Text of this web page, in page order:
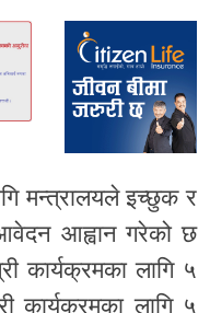
मन्त्रालयले इच्छुक र
आवेदन आह्वान गरेको छ
कार्यक्रमका लागि ५
कार्यक्रमका लागि ५